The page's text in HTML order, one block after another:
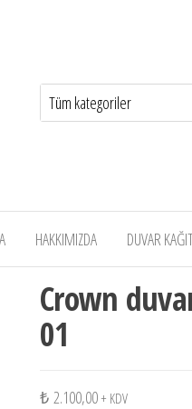
HAKKIMIZDA DUVAR
Crown
01
₺ 2.100,00 + KDV